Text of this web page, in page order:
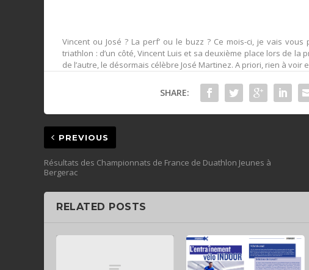
Vincent ou José ? La perf’ ou le buzz ? Ce mois-ci, je vais
triathlon : d’un côté, Vincent Luis et sa deuxième place lors de
de l’autre, le désormais célèbre José Martinez. A priori, rien à voir
SHARE:
PREVIOUS
Résultats des Championnats de France de Duathlon Jeunes à
Bergerac
RELATED POSTS